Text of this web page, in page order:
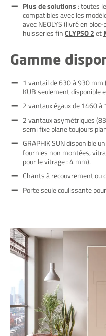
Plus de solutions : toutes
compatibles avec les
avec NEOLYS (livré en
huisseries finCLYPSO 2et
Gamme
1 vantail de 630 à 930
KUB seulement disponible
2 vantaux égaux de 1460 à
2 vantaux asymétriques
semi fixe plane toujours
GRAPHIK SUN disponible
fournies non montées,
pour le vitrage : 4 mm).
Chants à recouvrement ou
Porte seule coulissante